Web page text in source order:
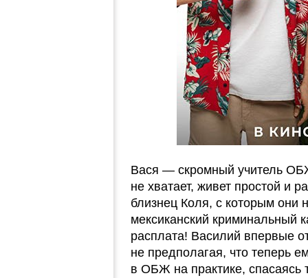
Вася — скромный учитель
не хватает, живет простой и
близнец Коля, с которым они
мексиканский криминальный
расплата! Василий впервые
не предполагая, что теперь
в ОБЖ на практике, спасаясь